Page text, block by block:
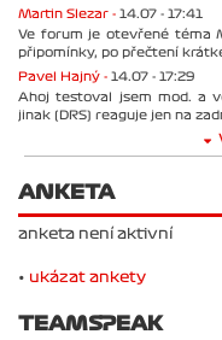
Martin Slezar - 14.07 - 17:41
Ve forum je otevřené téma
připomínky, po přečtení
Pavel Hajný - 14.07 - 17:29
Ahoj testoval jsem mod. a
jinak (DRS) reaguje jen na
ANKETA
anketa není aktivní
• ukázat ankety
TEAMSPEAK